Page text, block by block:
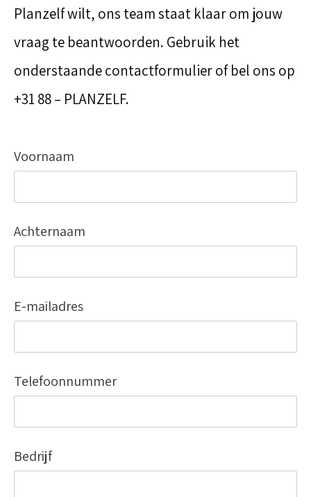
Planzelf wilt, ons team staat klaar om jouw
vraag te beantwoorden. Gebruik het
onderstaande contactformulier of bel ons op
+31 88 – PLANZELF.
Voornaam
Achternaam
E-mailadres
Telefoonnummer
Bedrijf